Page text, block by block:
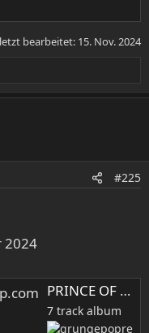
bearbeitet: 15. Nov. 2024
#225
2024
PRINCE OF LILIES - Zephyring [album], by Prince Of Lilies
7 track album